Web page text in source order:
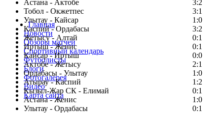
Астана - Актобе
3:2
Тобол - Окжетпес
3:1
Улытау - Кайсар
1:0
Каспий - Ордабасы
3:2
Жетысу - Алтай
0:1
Иртыш - Женис
0:1
Кайсар - Иртыш
0:0
Актобе - Жетысу
2:1
Ордабасы - Улытау
1:0
Атырау - Каспий
1:2
Кызыл-Жар СК - Елимай
0:1
Астана - Женис
1:0
Улытау - Ордабасы
0:1
Главная
Новости
Обзоры матчей
Спортивный календарь
Футболисты
Блоги
Фотогалерея
Видео
Карта сайта